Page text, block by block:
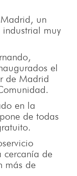
un
muy
el
de Madrid
en la
de todas
cercanía de
más de